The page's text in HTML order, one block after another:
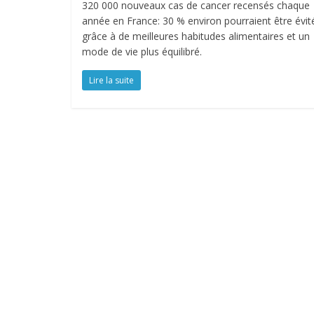
320 000 nouveaux cas de cancer recensés chaque
année en France: 30 % environ pourraient être
grâce à de meilleures habitudes alimentaires et un
mode de vie plus équilibré.
Lire la suite